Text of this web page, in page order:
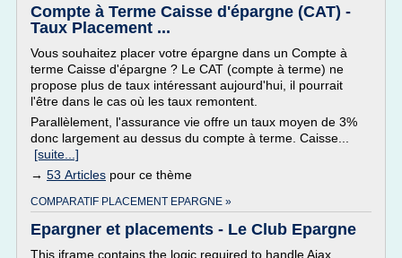
Compte à Terme Caisse d'épargne (CAT) -
Taux Placement ...
Vous souhaitez placer votre épargne dans un Compte à
terme Caisse d'épargne ? Le CAT (compte à terme) ne
propose plus de taux intéressant aujourd'hui, il pourrait
l'être dans le cas où les taux remontent.
Parallèlement, l'assurance vie offre un taux moyen de 3%
donc largement au dessus du compte à terme. Caisse...
[suite...]
→ 53 Articles pour ce thème
COMPARATIF PLACEMENT EPARGNE »
Epargner et placements - Le Club Epargne
This iframe contains the logic required to handle Ajax